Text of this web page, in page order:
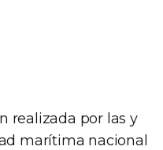
realizada por las y
marítima nacional